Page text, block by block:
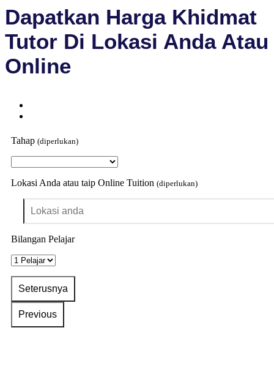
Dapatkan Harga Khidmat
Tutor Di Lokasi Anda Atau
Online
Tahap (diperlukan)
Lokasi Anda atau taip Online Tuition (diperlukan)
Bilangan Pelajar